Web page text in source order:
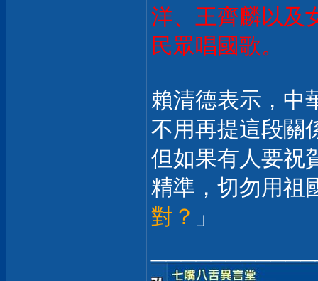
洋、王齊麟以及
民眾唱國歌。
賴清德表示，中
不用再提這段關
但如果有人要祝
精準，切勿用祖
對？ 」